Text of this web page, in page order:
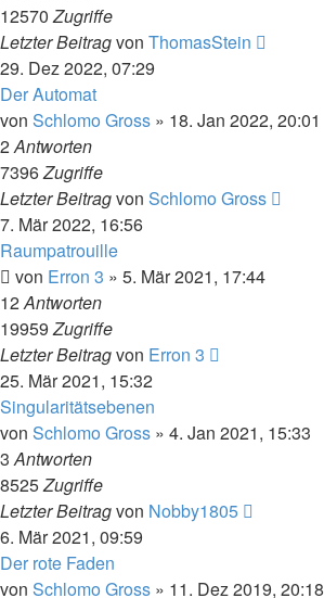
12570Zugriffe
Letzter Beitragvon ThomasStein
29. Dez 2022, 07:29
Der Automat
von Schlomo Gross » 18. Jan 2022, 20:01
2Antworten
7396Zugriffe
Letzter Beitragvon Schlomo Gross
7. Mär 2022, 16:56
Raumpatrouille
von Erron 3 » 5. Mär 2021, 17:44
12Antworten
19959Zugriffe
Letzter Beitragvon Erron 3
25. Mär 2021, 15:32
Singularitätsebenen
von Schlomo Gross » 4. Jan 2021, 15:33
3Antworten
8525Zugriffe
Letzter Beitragvon Nobby1805
6. Mär 2021, 09:59
Der rote Faden
von Schlomo Gross » 11. Dez 2019, 20:18